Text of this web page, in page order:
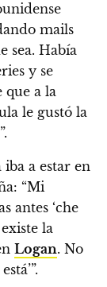
mails
sea. Había
y se
que a la
le gustó la
iba a estar en
“Mi
antes ‘che
la
Logan. No